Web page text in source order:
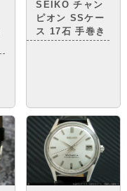
SEIKO チャン
ピオン SSケー
ス 17石 手巻き